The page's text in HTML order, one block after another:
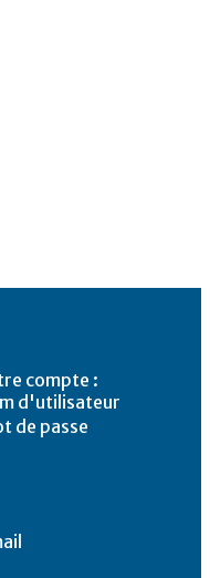
compte :
d'utilisateur
de passe